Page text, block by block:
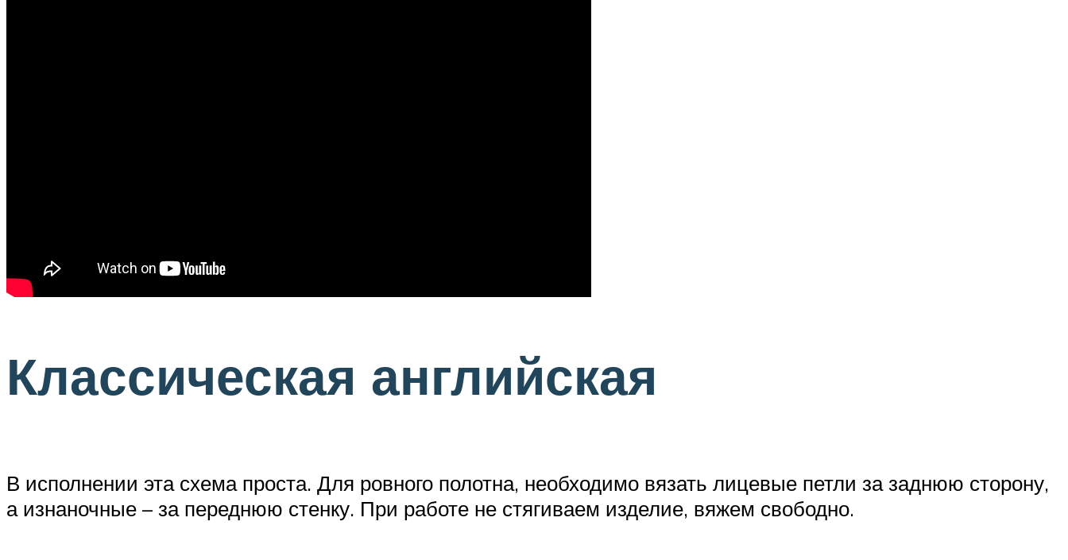
Классическая английская
В исполнении эта схема проста. Для ровного полотна, необходимо вязать лицевые петли за заднюю сторону,
а изнаночные – за переднюю стенку. При работе не стягиваем изделие, вяжем свободно.